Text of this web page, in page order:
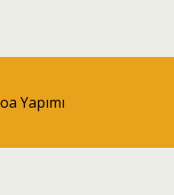
Yapımı